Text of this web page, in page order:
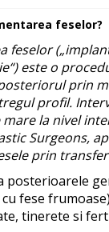
feselor?
feselor
este o
prin
profil.
la nivel
Surgeons,
prin
posterioarele
fese
tinerete si